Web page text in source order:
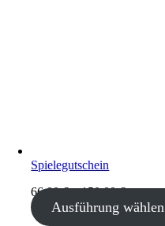
Spielegutschein
66,00€–150,00€
Ausführung wählen